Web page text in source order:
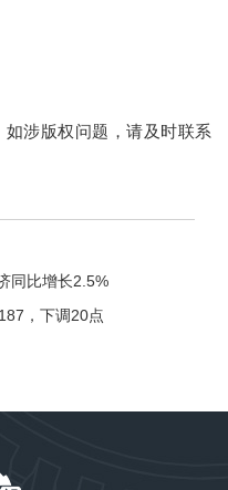
涉版权问题，请及时联系
同比增长2.5%
，下调20点